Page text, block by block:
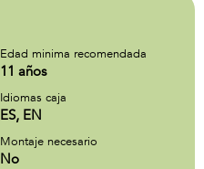
Edad minima recomendada
11 años
Idiomas caja
ES, EN
Montaje necesario
No